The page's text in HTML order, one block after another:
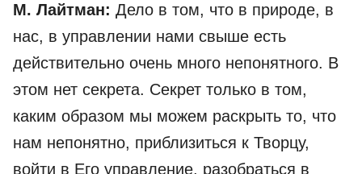
М. Лайтман: Дело в том, что в природе, в
нас, в управлении нами свыше есть
действительно очень много непонятного. В
этом нет секрета. Секрет только в том,
каким образом мы можем раскрыть то, что
нам непонятно, приблизиться к Творцу,
войти в Его управление, разобраться в